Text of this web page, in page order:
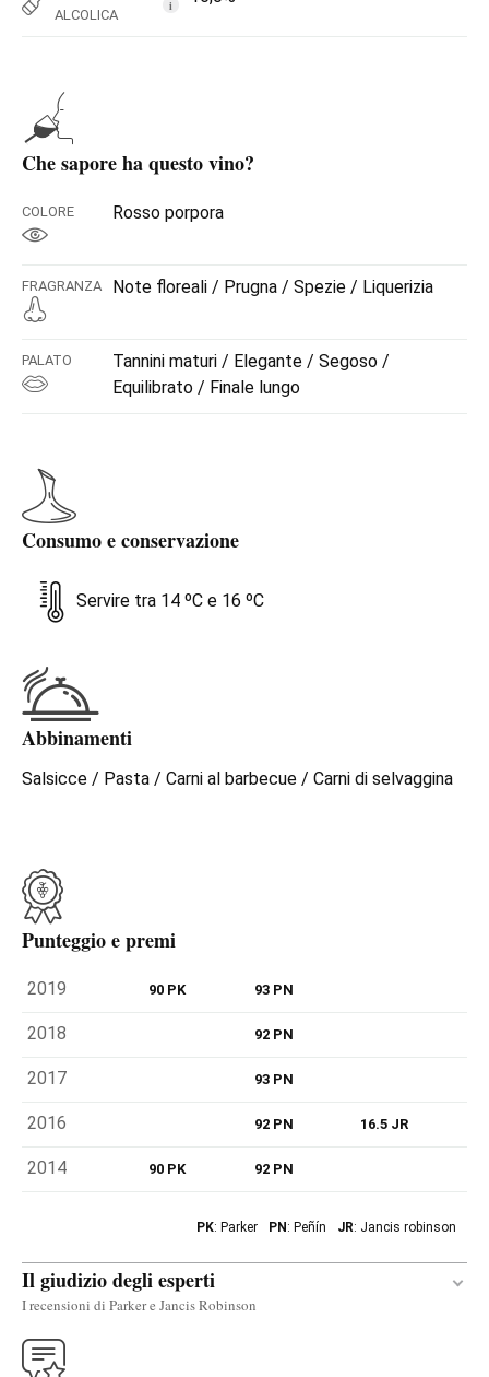
ALCOLICA
i
Che sapore ha questo vino?
COLORE Rosso porpora
FRAGRANZA Note floreali / Prugna / Spezie / Liquerizia
PALATO
Tannini maturi / Elegante / Segoso /
Equilibrato / Finale lungo
Consumo e conservazione
Servire tra 14 ºC e 16 ºC
Abbinamenti
Salsicce / Pasta / Carni al barbecue / Carni di selvaggina
Punteggio e premi
2019 90 PK 93 PN
2018 92 PN
2017 93 PN
2016 92 PN 16.5 JR
2014 90 PK 92 PN
PK: Parker PN: Peñín JR: Jancis robinson
Il giudizio degli esperti
I recensioni di Parker e Jancis Robinson
Traduci